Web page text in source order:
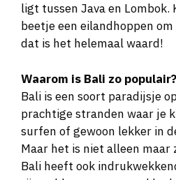
ligt tussen Java en Lombok.
beetje een eilandhoppen
dat is het helemaal waard!
Waarom is Bali zo populair?
Bali is een soort paradijsje
prachtige stranden waar je
surfen of gewoon lekker in
Maar het is niet alleen maar
Bali heeft ook